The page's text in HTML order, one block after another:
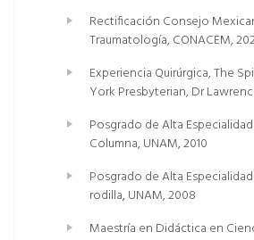
el dolor, recuperar la función y
Cirugía Endoscópica de Columna
La cirugía endoscópica de columna
mis principales áreas de especial
profesional. Desde 2023 realizo
endoscópicos para el tratamiento de
enfermedades de la columna
esta técnica a mi práctica clínica
Rectificación Consejo
Traumatología, CONACEM,
Experiencia Quirúrgica, The
York Presbyterian, Dr
Posgrado de Alta
Columna, UNAM, 2010
Posgrado de Alta
rodilla, UNAM, 2008
Maestría en Didáctica en